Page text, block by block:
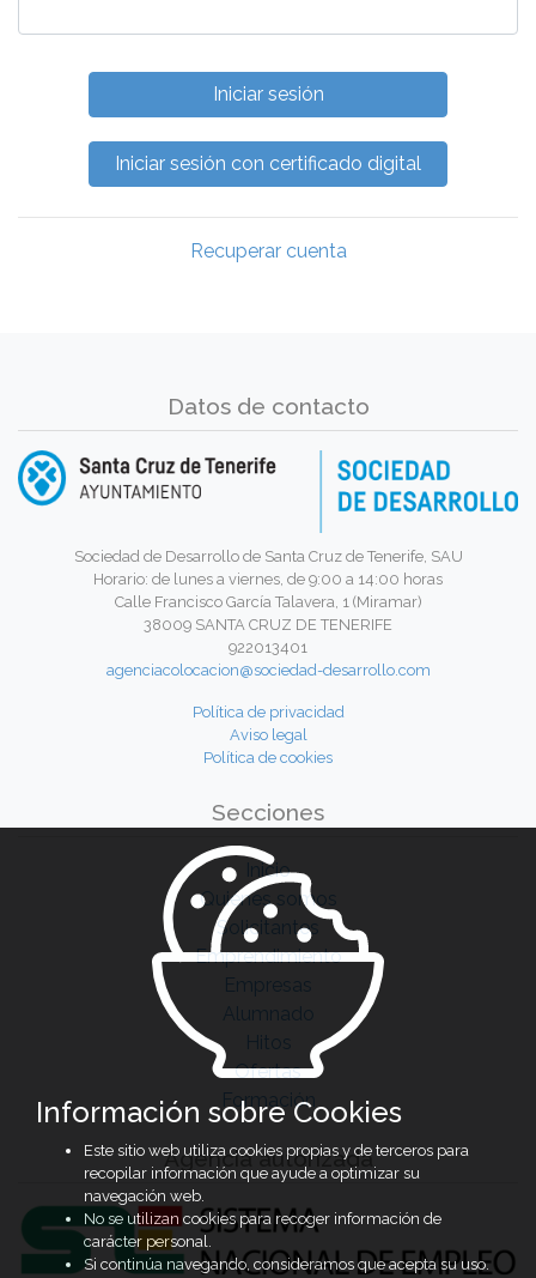
Recuperar cuenta
Datos de contacto
Sociedad de Desarrollo de Santa Cruz de Tenerife, SAU
Horario: de lunes a viernes, de 9:00 a 14:00 horas
Calle Francisco García Talavera, 1 (Miramar)
38009 SANTA CRUZ DE TENERIFE
922013401
agenciacolocacion@sociedad-desarrollo.com
Política de privacidad
Aviso legal
Política de cookies
Secciones
Inicio
Quiénes somos
Solicitantes
Emprendimiento
Empresas
Alumnado
Hitos
Ofertas
Formación
Agencia autorizada
Información sobre Cookies
Este sitio web utiliza cookies propias y de terceros para
recopilar información que ayude a optimizar su
navegación web.
No se utilizan cookies para recoger información de
carácter personal.
Si continúa navegando, consideramos que acepta su uso.